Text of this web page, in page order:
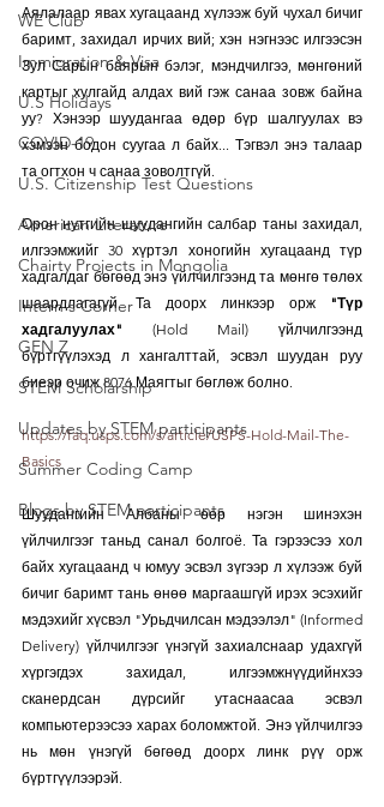
WE Club
Immigration & Visa
U.S Holidays
COVID-19
U.S. Citizenship Test Questions
American Literature
Chairty Projects in Mongolia
Intern's Corner
GEN Z
STEM Scholarship
Updates by STEM participants
Summer Coding Camp
Blogs by STEM participants
Аялалаар явах хугацаанд хүлээж буй чухал бичиг
баримт, захидал ирчих вий; хэн нэгнээс илгээсэн
Зул Сарын баярын бэлэг, мэндчилгээ, мөнгөний
картыг хулгайд алдах вий гэж санаа зовж байна
уу? Хэнээр шуудангаа өдөр бүр шалгуулах вэ
хэмээн бодон суугаа л байх... Тэгвэл энэ талаар
та огтхон ч санаа зоволтгүй.
Орон нутгийн шуудангийн салбар таны захидал,
илгээмжийг 30 хүртэл хоногийн хугацаанд түр
хадгалдаг бөгөөд энэ үйлчилгээнд та мөнгө төлөх
шаардлагагүй. Та доорх линкээр орж
"Түр
хадгалуулах" (Hold Mail) үйлчилгээнд
бүртгүүлэхэд л хангалттай, эсвэл шуудан руу
биеэр очиж 8076 Маягтыг бөглөж болно.
https://faq.usps.com/s/article/USPS-Hold-Mail-The-
Basics
Шуудангийн Албаны өөр нэгэн шинэхэн
үйлчилгээг таньд санал болгоё. Та гэрээсээ хол
байх хугацаанд ч юмуу эсвэл зүгээр л хүлээж буй
бичиг баримт тань өнөө маргаашгүй ирэх эсэхийг
мэдэхийг хүсвэл "Урьдчилсан мэдээлэл" (Informed
Delivery) үйлчилгээг үнэгүй захиалснаар удахгүй
хүргэгдэх захидал, илгээмжнүүдийнхээ
сканердсан дүрсийг утаснаасаа эсвэл
компьютерээсээ харах боломжтой. Энэ үйлчилгээ
нь мөн үнэгүй бөгөөд доорх линк рүү орж
бүртгүүлээрэй.